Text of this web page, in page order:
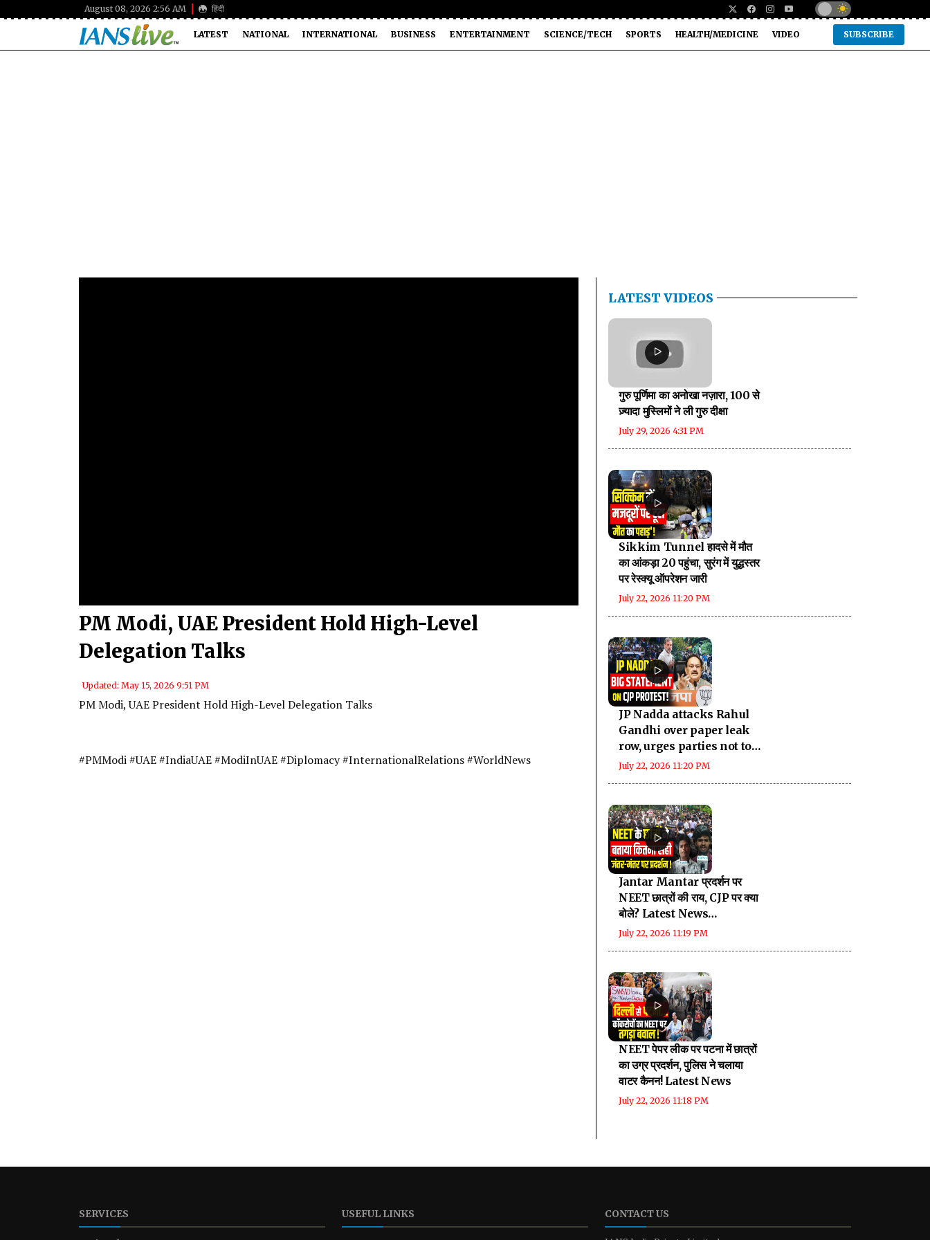
August 08, 2026 2:56 AM हिंदी
LATEST NATIONAL INTERNATIONAL BUSINESS ENTERTAINMENT SCIENCE/TECH SPORTS HEALTH/MEDICINE VIDEO SUBSCRIBE
PM Modi, UAE President Hold High-Level
Delegation Talks
Updated: May 15, 2026 9:51 PM
PM Modi, UAE President Hold High-Level Delegation Talks
#PMModi #UAE #IndiaUAE #ModiInUAE #Diplomacy #InternationalRelations #WorldNews
LATEST VIDEOS
गुरु पूर्णिमा का अनोखा नज़ारा, 100 से
ज़्यादा मुस्लिमों ने ली गुरु दीक्षा
July 29, 2026 4:31 PM
Sikkim Tunnel हादसे में मौत
का आंकड़ा 20 पहुंचा, सुरंग में युद्धस्तर
पर रेस्क्यू ऑपरेशन जारी
July 22, 2026 11:20 PM
JP Nadda attacks Rahul
Gandhi over paper leak
row, urges parties not to
politicise issue
July 22, 2026 11:20 PM
Jantar Mantar प्रदर्शन पर
NEET छात्रों की राय, CJP पर क्या
बोले? Latest News
Breaking
July 22, 2026 11:19 PM
NEET पेपर लीक पर पटना में छात्रों
का उग्र प्रदर्शन, पुलिस ने चलाया
वाटर कैनन! Latest News
July 22, 2026 11:18 PM
SERVICES USEFUL LINKS CONTACT US